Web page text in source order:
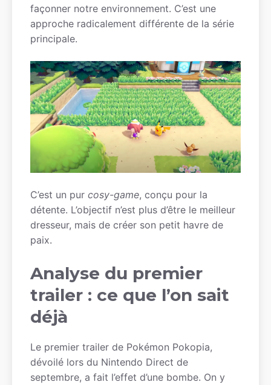
façonner notre environnement. C’est une
approche radicalement différente de la série
principale.
C’est un pur cosy-game, conçu pour la
détente. L’objectif n’est plus d’être le meilleur
dresseur, mais de créer son petit havre de
paix.
Analyse du premier
trailer : ce que l’on sait
déjà
Le premier trailer de Pokémon Pokopia,
dévoilé lors du Nintendo Direct de
septembre, a fait l’effet d’une bombe. On y